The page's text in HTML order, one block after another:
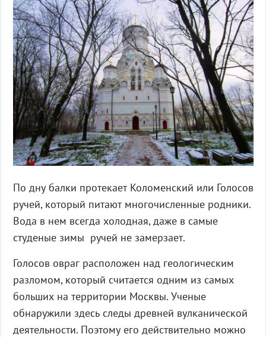
По дну балки протекает Коломенский или Голосов
ручей, который питают многочисленные родники.
Вода в нем всегда холодная, даже в самые
студеные зимы ручей не замерзает.
Голосов овраг расположен над геологическим
разломом, который считается одним из самых
больших на территории Москвы. Ученые
обнаружили здесь следы древней вулканической
деятельности. Поэтому его действительно можно